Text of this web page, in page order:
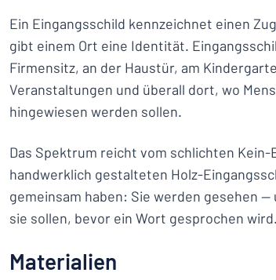
Ein Eingangsschild kennzeichnet einen
gibt einem Ort eine Identität.
Firmensitz, an der Haustür, am
Veranstaltungen und überall dort, wo
hingewiesen werden sollen.
Das Spektrum reicht vom schlichten Kein-
handwerklich gestalteten Holz-
gemeinsam haben: Sie werden gesehen
sie sollen, bevor ein Wort gesprochen wird.
Materialien